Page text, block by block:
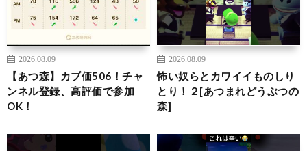
2026.08.09
【あつ森】カブ価506！チャ
ンネル登録、高評価で参加
OK！
2026.08.09
怖い奴らとカワイイものしり
とり！２[あつまれどうぶつの
森]